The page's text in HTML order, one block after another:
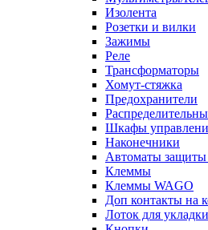
Изолента
Розетки и вилки
Зажимы
Реле
Трансформаторы
Хомут-стяжка
Предохранители
Шкафы
Наконечники
Автоматы
Клеммы
Клеммы WAGO
Доп контакты на
Лоток для